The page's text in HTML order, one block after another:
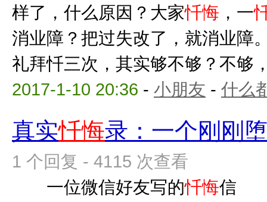
样了，什么原因？大家忏悔 ，一
消业障？把过失改了，就消业障
礼拜忏三次，其实够不够？不够
2017-1-10 20:36 - 小朋友 - 什么
真实忏悔录：一个刚刚
1 个回复 - 4115 次查看
一位微信好友写的忏悔信